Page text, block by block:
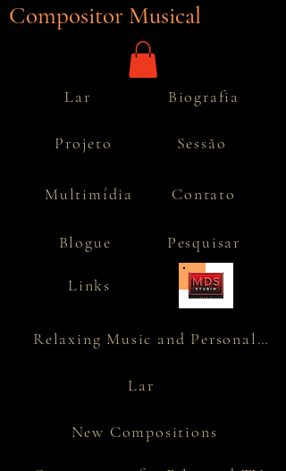
Compositor Musical
Lar
Projeto
Biografia
Sessão
Multimídia Contato
Pesquisar
Blogue
Links
Relaxing Music and Personality
Lar
New Compositions